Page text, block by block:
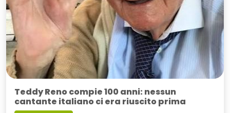
Teddy Reno compie 100 anni: nessun
cantante italiano ci era riuscito prima